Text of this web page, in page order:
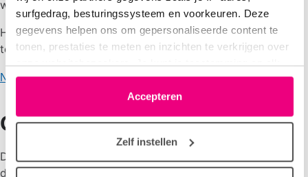
surfgedrag, besturingssysteem en voorkeuren. Deze
gegevens helpen ons om gepersonaliseerde content te
tonen, prestaties te meten en inzichten te verkrijgen over
onze websitebezoekers. Je kunt je toestemming op elk
moment wijzigen of intrekken via het cookie-icoontje
linksonder elke pagina. De lijst met partners is te vinden
in het tabblad “details”.
Accepteren
Zelf instellen
wetenschappers, longartsen en zorgprofessionals.
Heb je een webinar gemist? Je kunt ze allemaal
terugkijken.
Naar alle webinars
Goed om te weten
De activiteiten op onze kalender worden georganiseerd
door vrijwilligers van Longfonds, andere organisaties of